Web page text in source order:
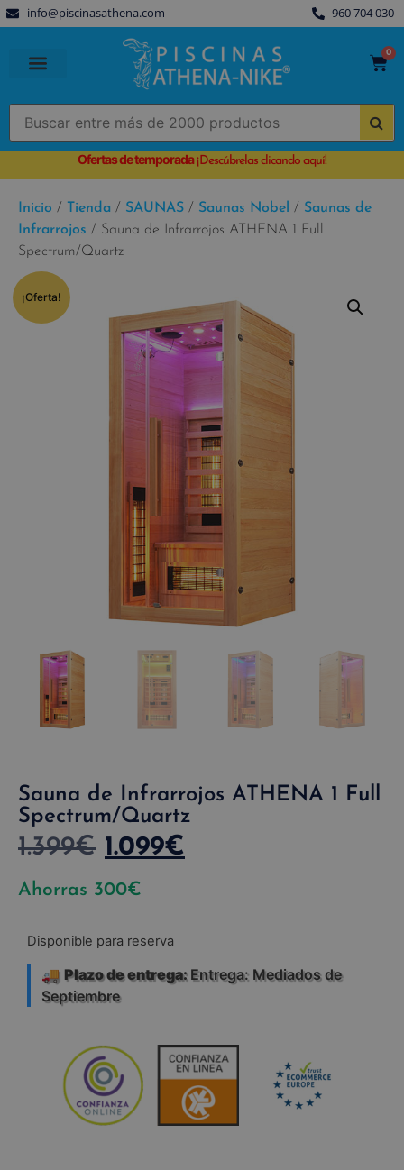
info@piscinasathena.com 960 704 030
0
Ofertas de temporada¡Descúbrelas clicando aquí!
Inicio / Tienda / SAUNAS / Saunas Nobel / Saunas de
Infrarrojos / Sauna de Infrarrojos ATHENA 1 Full
Spectrum/Quartz
¡Oferta!
Sauna de Infrarrojos ATHENA 1 Full
Spectrum/Quartz
1.399€ 1.099€
Ahorras 300€
Disponible para reserva
🚚 Plazo de entrega:Entrega: Mediados de
Septiembre